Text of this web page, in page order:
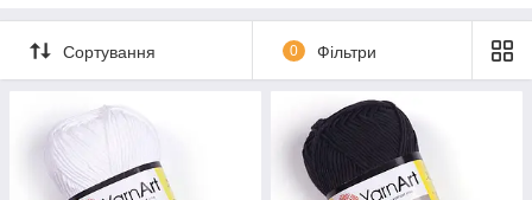
Сортування 0 Фільтри